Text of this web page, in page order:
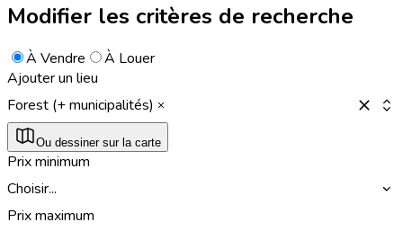
Modifier les critères de recherche
À Vendre
À Louer
Ajouter un lieu
Forest (+ municipalités)
Ou dessiner sur la carte
Prix minimum
Choisir...
Prix maximum